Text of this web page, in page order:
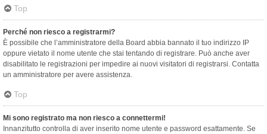
Top
Perché non riesco a registrarmi?
È possibile che l’amministratore della Board abbia bannato il tuo indirizzo IP
oppure vietato il nome utente che stai tentando di registrare. Può anche aver
disabilitato le registrazioni per impedire ai nuovi visitatori di registrarsi. Contatta
un amministratore per avere assistenza.
Top
Mi sono registrato ma non riesco a connettermi!
Innanzitutto controlla di aver inserito nome utente e password esattamente. Se